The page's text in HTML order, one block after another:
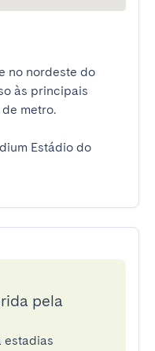
no nordeste do
às principais
metro.
Estádio do
pela
estadias